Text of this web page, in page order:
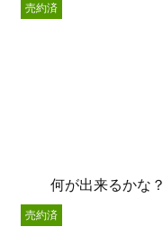
何が出来るかな？
売約済
売約済